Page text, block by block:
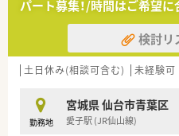
■調剤室はコンパクトなが
電子薬歴や自動分包機な
【求人情報について】
経験や年齢を考慮した上で
します。
■住宅手当や退職金制度な
パート募集！/時間はご希望に
検討リ
土日休み(相談可含む) 未経験可
勤務地
宮城県 仙台市青葉区
愛子駅 (JR仙山線)